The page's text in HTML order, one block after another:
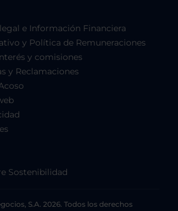
e Información Financiera
y Política de Remuneraciones
y comisiones
y Reclamaciones
Sostenibilidad
S.A. 2026. Todos los derechos